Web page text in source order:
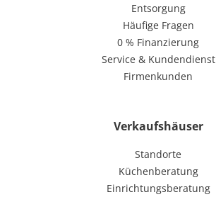
Entsorgung
Häufige Fragen
0 % Finanzierung
Service & Kundendienst
Firmenkunden
Verkaufshäuser
Standorte
Küchenberatung
Einrichtungsberatung